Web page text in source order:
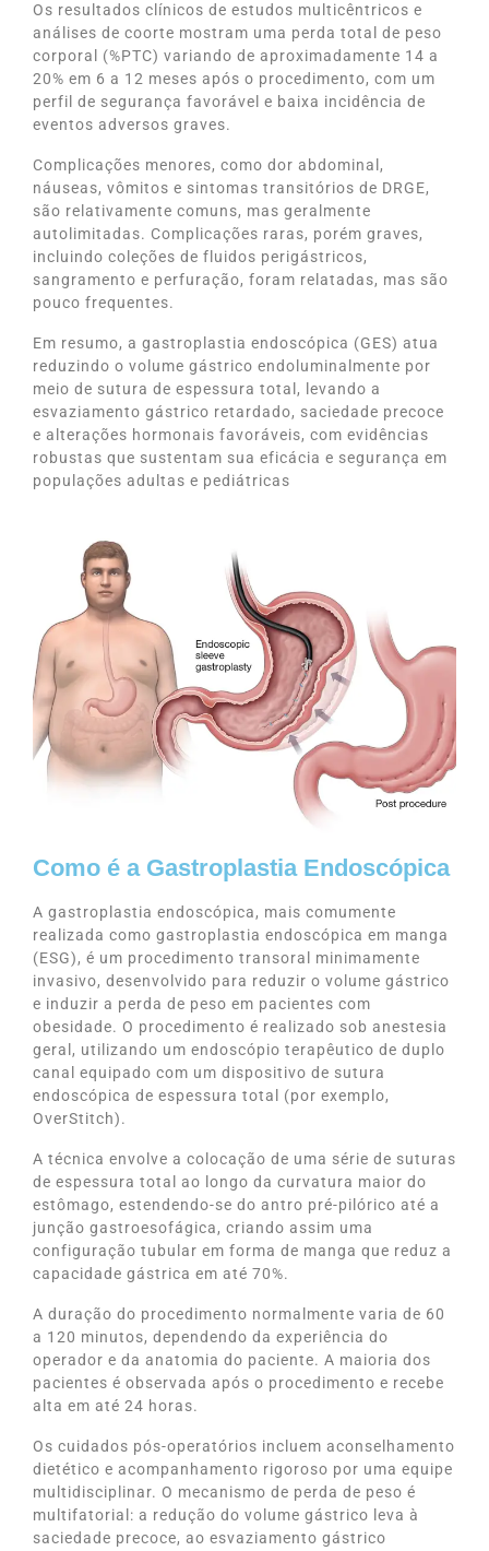
Os resultados clínicos de estudos multicêntricos e
análises de coorte mostram uma perda total de peso
corporal (%PTC) variando de aproximadamente 14 a
20% em 6 a 12 meses após o procedimento, com um
perfil de segurança favorável e baixa incidência de
eventos adversos graves.
Complicações menores, como dor abdominal,
náuseas, vômitos e sintomas transitórios de DRGE,
são relativamente comuns, mas geralmente
autolimitadas. Complicações raras, porém graves,
incluindo coleções de fluidos perigástricos,
sangramento e perfuração, foram relatadas, mas são
pouco frequentes.
Em resumo, a gastroplastia endoscópica (GES) atua
reduzindo o volume gástrico endoluminalmente por
meio de sutura de espessura total, levando a
esvaziamento gástrico retardado, saciedade precoce
e alterações hormonais favoráveis, com evidências
robustas que sustentam sua eficácia e segurança em
populações adultas e pediátricas
Como é a Gastroplastia Endoscópica
A gastroplastia endoscópica, mais comumente
realizada como gastroplastia endoscópica em manga
(ESG), é um procedimento transoral minimamente
invasivo, desenvolvido para reduzir o volume gástrico
e induzir a perda de peso em pacientes com
obesidade. O procedimento é realizado sob anestesia
geral, utilizando um endoscópio terapêutico de duplo
canal equipado com um dispositivo de sutura
endoscópica de espessura total (por exemplo,
OverStitch).
A técnica envolve a colocação de uma série de suturas
de espessura total ao longo da curvatura maior do
estômago, estendendo-se do antro pré-pilórico até a
junção gastroesofágica, criando assim uma
configuração tubular em forma de manga que reduz a
capacidade gástrica em até 70%.
A duração do procedimento normalmente varia de 60
a 120 minutos, dependendo da experiência do
operador e da anatomia do paciente. A maioria dos
pacientes é observada após o procedimento e recebe
alta em até 24 horas.
Os cuidados pós-operatórios incluem aconselhamento
dietético e acompanhamento rigoroso por uma equipe
multidisciplinar. O mecanismo de perda de peso é
multifatorial: a redução do volume gástrico leva à
saciedade precoce, ao esvaziamento gástrico